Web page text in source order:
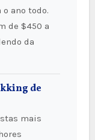
de $450 a
da
de